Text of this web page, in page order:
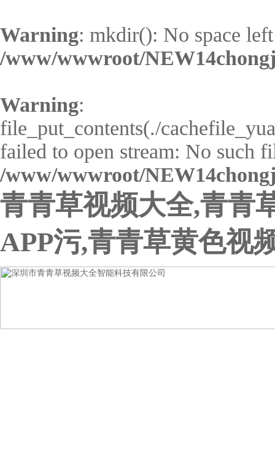
Warning: mkdir(): No space
/www/wwwroot/
Warning:
file_put_contents(./
failed to open stream: No such
/www/wwwroot/
青青草视频大全,青青
APP污,青青草黄色视